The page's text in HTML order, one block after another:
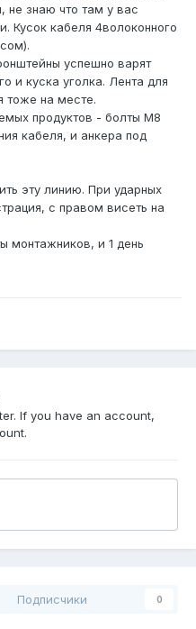
не знаю что там у вас
Кусок кабеля 4волоконного
успешно варят
и куска уголка. Лента для
тоже на месте.
продуктов - болты М8
кабеля, и анкера под
эту линию. При ударных
с правом висеть на
монтажников, и 1 день
If you have an account,
Подписчики 0